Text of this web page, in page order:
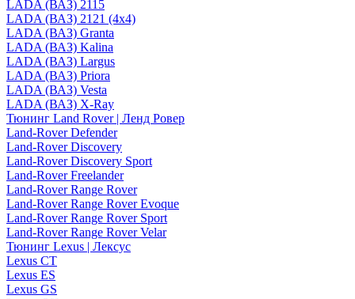
LADA (ВАЗ) 2115
LADA (ВАЗ) 2121 (4x4)
LADA (ВАЗ) Granta
LADA (ВАЗ) Kalina
LADA (ВАЗ) Largus
LADA (ВАЗ) Priora
LADA (ВАЗ) Vesta
LADA (ВАЗ) X-Ray
Тюнинг Land Rover | Ленд Ровер
Land-Rover Defender
Land-Rover Discovery
Land-Rover Discovery Sport
Land-Rover Freelander
Land-Rover Range Rover
Land-Rover Range Rover Evoque
Land-Rover Range Rover Sport
Land-Rover Range Rover Velar
Тюнинг Lexus | Лексус
Lexus CT
Lexus ES
Lexus GS